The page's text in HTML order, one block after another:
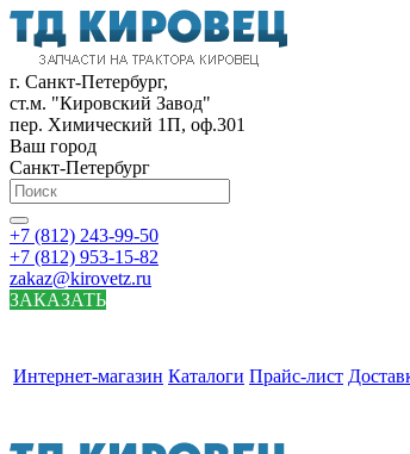
г. Санкт-Петербург,
ст.м. "Кировский Завод"
пер. Химический 1П, оф.301
Ваш город
Санкт-Петербург
+7 (812) 243-99-50
+7 (812) 953-15-82
zakaz@kirovetz.ru
ЗАКАЗАТЬ
Интернет-магазин Каталоги Прайс-лист